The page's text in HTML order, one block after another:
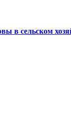
в сельском